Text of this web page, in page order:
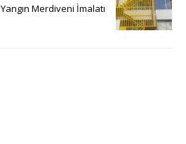
Yangın Merdiveni İmalatı